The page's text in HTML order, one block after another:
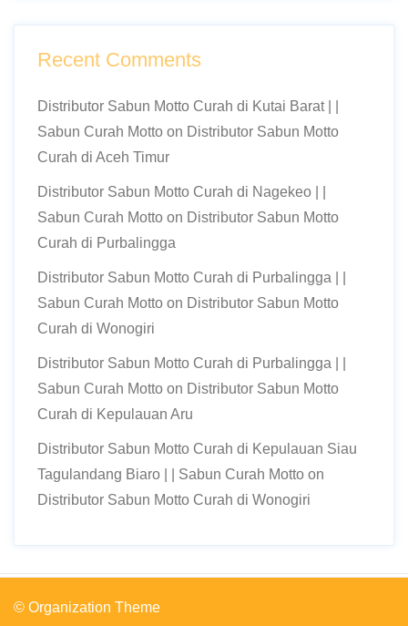
Recent Comments
Distributor Sabun Motto Curah di Kutai Barat | |
Sabun Curah Motto on Distributor Sabun Motto
Curah di Aceh Timur
Distributor Sabun Motto Curah di Nagekeo | |
Sabun Curah Motto on Distributor Sabun Motto
Curah di Purbalingga
Distributor Sabun Motto Curah di Purbalingga | |
Sabun Curah Motto on Distributor Sabun Motto
Curah di Wonogiri
Distributor Sabun Motto Curah di Purbalingga | |
Sabun Curah Motto on Distributor Sabun Motto
Curah di Kepulauan Aru
Distributor Sabun Motto Curah di Kepulauan Siau
Tagulandang Biaro | | Sabun Curah Motto on
Distributor Sabun Motto Curah di Wonogiri
© Organization Theme